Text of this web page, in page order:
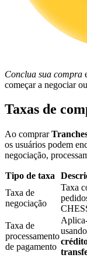
Staking
Investimentos
Conclua sua compra
começar a negociar
Taxas de
Ao comprar
os usuários podem
negociação,
Tipo de taxa
Taxa de
negociação
Taxa
Taxa de
processamento
de pagamento
usando